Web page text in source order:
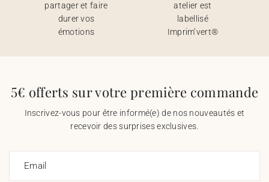
partager et faire
durer vos
émotions
atelier est
labellisé
Imprim’vert®
5€ offerts sur votre première commande
Inscrivez-vous pour être informé(e) de nos nouveautés et
recevoir des surprises exclusives.
Email